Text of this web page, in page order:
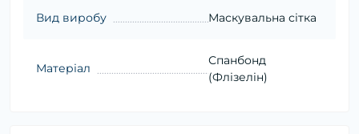
Вид виробу Маскувальна сітка
Матеріал
Спанбонд
(Флізелін)